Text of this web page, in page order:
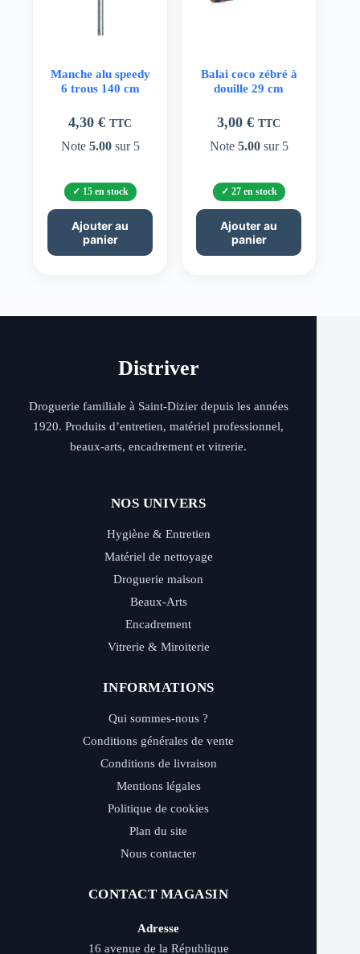
Manche alu speedy
6 trous 140 cm
4,30€ TTC
Note 5.00sur 5
15 en stock
Ajouter au
panier
Balai coco zébré à
douille 29 cm
3,00€ TTC
Note 5.00sur 5
27 en stock
Ajouter au
panier
Distriver
Droguerie familiale à Saint-Dizier depuis les années
1920. Produits d’entretien, matériel professionnel,
beaux-arts, encadrement et vitrerie.
NOS UNIVERS
Hygiène & Entretien
Matériel de nettoyage
Droguerie maison
Beaux-Arts
Encadrement
Vitrerie & Miroiterie
INFORMATIONS
Qui sommes-nous ?
Conditions générales de vente
Conditions de livraison
Mentions légales
Politique de cookies
Plan du site
Nous contacter
CONTACT MAGASIN
Adresse
16 avenue de la République